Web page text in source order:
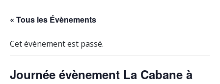
« Tous les Évènements
Cet évènement est passé.
Journée évènement La Cabane à